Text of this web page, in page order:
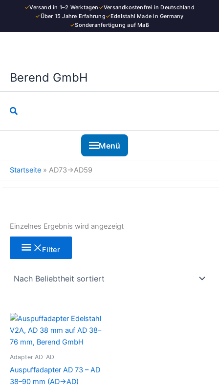
✓Versand in 1–2 Werktagen ✓Versandkostenfrei in Deutschland
✓Über 15 Jahre Erfahrung✓Edelstahl Made in Germany
✓Sonderanfertigung auf Maß
Berend GmbH
Suchen
Menü
Startseite » AD73→AD59
Einzelnes Ergebnis wird angezeigt
Filter
Adapter AD-AD
Auspuffadapter AD 73 – AD
38–90 mm (AD→AD)
Dieses
Produkt
Kategorie